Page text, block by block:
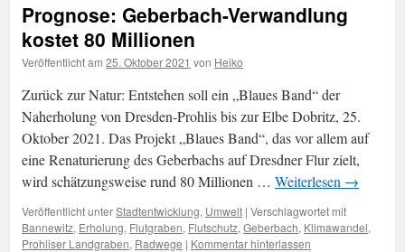
Prognose: Geberbach-Verwandlung
kostet 80 Millionen
Veröffentlicht am 25. Oktober 2021 von Heiko
Zurück zur Natur: Entstehen soll ein „Blaues Band“ der
Naherholung von Dresden-Prohlis bis zur Elbe Dobritz, 25.
Oktober 2021. Das Projekt „Blaues Band“, das vor allem auf
eine Renaturierung des Geberbachs auf Dresdner Flur zielt,
wird schätzungsweise rund 80 Millionen … Weiterlesen →
Veröffentlicht unterStadtentwicklung, Umwelt | Verschlagwortet mit
Bannewitz, Erholung, Flutgraben, Flutschutz, Geberbach, Klimawandel,
Prohliser Landgraben, Radwege | Kommentar hinterlassen